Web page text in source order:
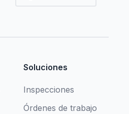
Soluciones
Inspecciones
Órdenes de trabajo